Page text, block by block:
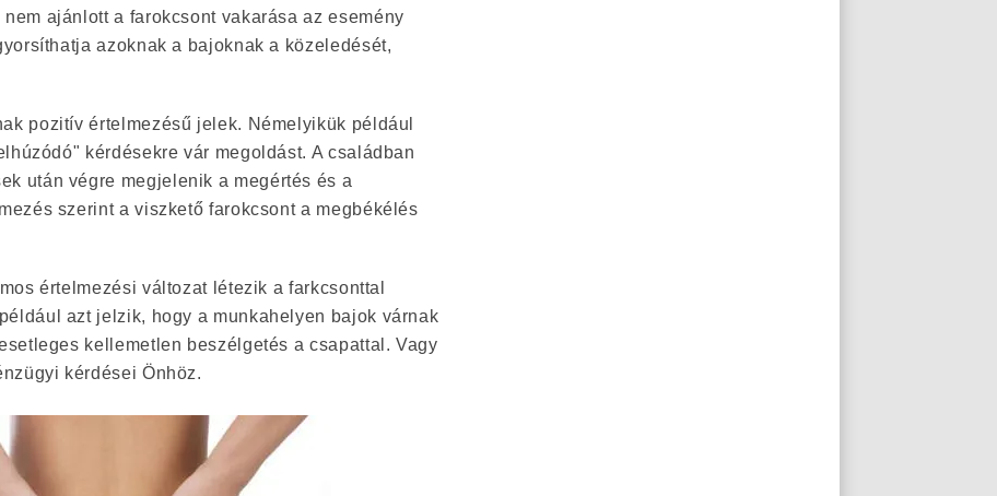
ajánlott a farokcsont vakarása az esemény
azoknak a bajoknak a közeledését,
pozitív értelmezésű jelek. Némelyikük például
kérdésekre vár megoldást. A családban
után végre megjelenik a megértés és a
szerint a viszkető farokcsont a megbékélés
értelmezési változat létezik a farkcsonttal
azt jelzik, hogy a munkahelyen bajok várnak
kellemetlen beszélgetés a csapattal. Vagy
kérdései Önhöz.